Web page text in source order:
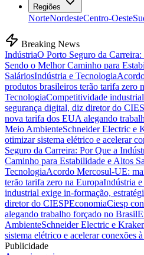
Regiões
NorteNordesteCentro-Oeste
Breaking News
IndústriaO Porto Seguro da
Sendo o Melhor Caminho para
SaláriosIndústria e Tecnologia
produtos brasileiros terão tarifa zero
TecnologiaCompetitividade
segurança digital, diz diretor do
nova tarifa dos EUA alegando
Meio AmbienteSchneider Electric e
otimizar sistema elétrico e acelerar
Seguro da Carreira: Por Que a
Caminho para Estabilidade e Altos
TecnologiaAcordo Mercosul-UE:
terão tarifa zero na EuropaIndústria
industrial exige in-formação,
diretor do CIESPEconomiaCiesp
alegando trabalho forçado no Brasil
AmbienteSchneider Electric e
sistema elétrico e acelerar conexões
Publicidade